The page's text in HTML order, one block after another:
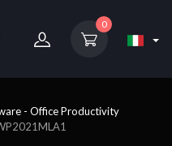
0
- Office Productivity